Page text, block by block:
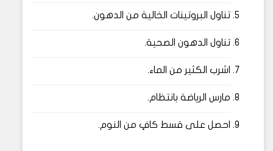
تناول البروتينات الخالية من الدهون.
تناول الدهون الصحية.
اشرب الكثير من الماء.
مارس الرياضة بانتظام.
احصل على قسط كافٍ من النوم.